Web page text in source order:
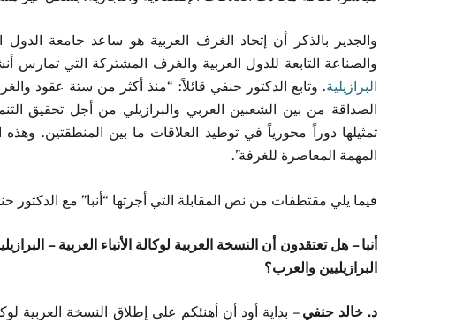
والجدير بالذكر أن إتحاد الغرف العربية هو ساعد جامعة
والصناعة التابعة للدول العربية والغرف المشتركة التي تمارس
البرازيلية. وتابع الدكتور حنفي قائلاً: “منذ أكثر من ستة عقود
الصداقة من بين الشعبين العربي والبرازيلي من أجل تحقيق
تمثيلها دوراً محورياً في توطيد العلاقات ما بين المنطقتين.
المهمة المعاصرة للغرفة”.
فيما يلي مقتطفات من نص المقابلة التي أجرتها “أنبا” مع الدكتور
أنبا – هل تعتقدون أن النسخة العربية لوكالة الأنباء العربية –
البرازيليين والعرب؟
د. خالد حنفي– بداية أود أن أهنئكم على إطلاق النسخة العربية